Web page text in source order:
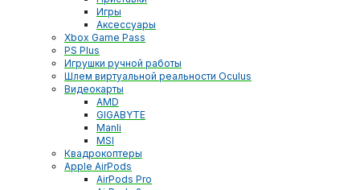
Игры
Аксессуары
Xbox Game Pass
PS Plus
Игрушки ручной работы
Шлем виртуальной реальности Oculus
Видеокарты
AMD
GIGABYTE
Manli
MSI
Квадрокоптеры
Apple AirPods
AirPods Pro